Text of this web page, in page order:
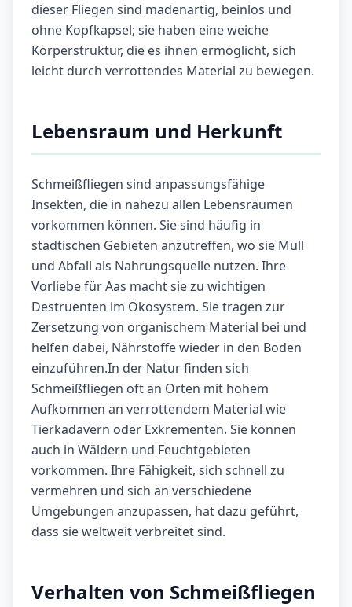
dieser Fliegen sind madenartig, beinlos und
ohne Kopfkapsel; sie haben eine weiche
Körperstruktur, die es ihnen ermöglicht, sich
leicht durch verrottendes Material zu bewegen.
Lebensraum und Herkunft
Schmeißfliegen sind anpassungsfähige
Insekten, die in nahezu allen Lebensräumen
vorkommen können. Sie sind häufig in
städtischen Gebieten anzutreffen, wo sie Müll
und Abfall als Nahrungsquelle nutzen. Ihre
Vorliebe für Aas macht sie zu wichtigen
Destruenten im Ökosystem. Sie tragen zur
Zersetzung von organischem Material bei und
helfen dabei, Nährstoffe wieder in den Boden
einzuführen.In der Natur finden sich
Schmeißfliegen oft an Orten mit hohem
Aufkommen an verrottendem Material wie
Tierkadavern oder Exkrementen. Sie können
auch in Wäldern und Feuchtgebieten
vorkommen. Ihre Fähigkeit, sich schnell zu
vermehren und sich an verschiedene
Umgebungen anzupassen, hat dazu geführt,
dass sie weltweit verbreitet sind.
Verhalten von Schmeißfliegen